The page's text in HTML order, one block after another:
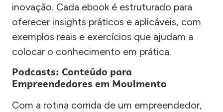
inovação. Cada ebook é estruturado para
oferecer insights práticos e aplicáveis, com
exemplos reais e exercícios que ajudam a
colocar o conhecimento em prática.
Podcasts: Conteúdo para
Empreendedores em Movimento
Com a rotina corrida de um empreendedor,